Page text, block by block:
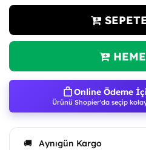
Online Ödeme
Ürünü Shopier'da seçip
🚚 Aynıgün Kargo